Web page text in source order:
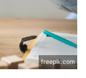
freepik.com